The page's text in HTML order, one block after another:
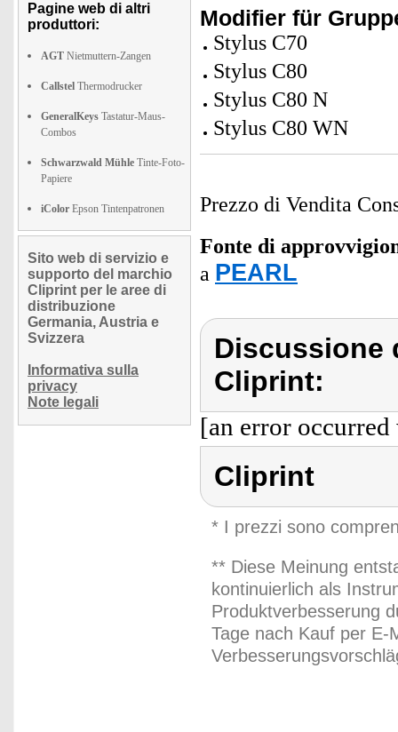
Pagine web di altri
produttori:
AGT Nietmuttern-Zangen
Callstel Thermodrucker
GeneralKeys Tastatur-Maus-
Combos
Schwarzwald Mühle Tinte-Foto-
Papiere
iColor Epson Tintenpatronen
Sito web di servizio e
supporto del marchio
Cliprint per le aree di
distribuzione
Germania, Austria e
Svizzera
Informativa sulla
privacy
Note legali
Modifier für
Stylus C70
Stylus C80
Stylus C80 N
Stylus C80 WN
Prezzo di Vendita
Fonte di
a PEARL
Discussione
Cliprint:
[an error
Cliprint
* I prezzi sono
** Diese Meinung
kontinuierlich als
Produktverbesserung
Tage nach Kauf per E-